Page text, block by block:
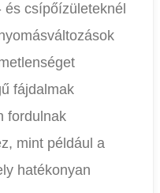
csípőízületeknél
fájdalmak
fordulnak
mint például a
hatékonyan